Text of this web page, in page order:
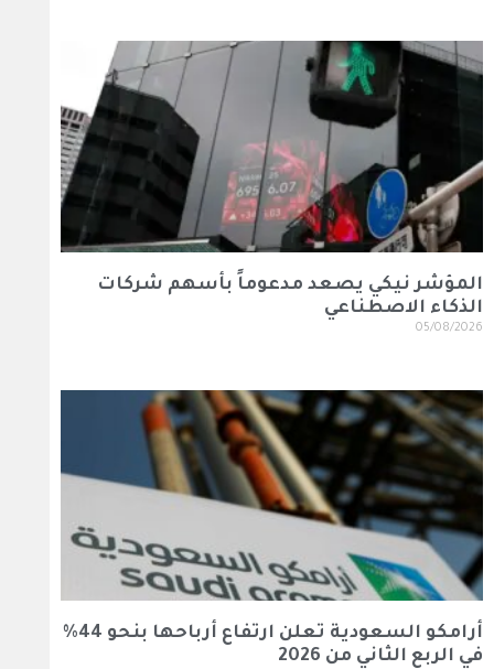
المؤشر نيكي يصعد مدعوماً بأسهم شركات
الذكاء الاصطناعي
05/08/2026
أرامكو السعودية تعلن ارتفاع أرباحها بنحو 44%
في الربع الثاني من 2026